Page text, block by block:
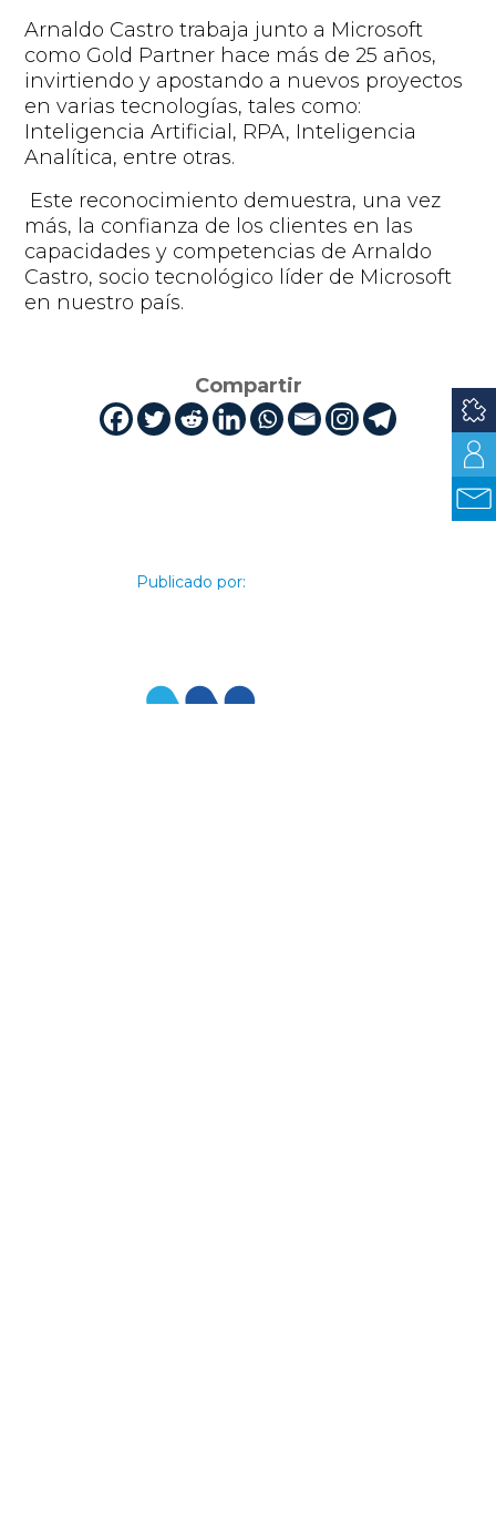
Arnaldo Castro trabaja junto a Microsoft
como Gold Partner hace más de 25 años,
invirtiendo y apostando a nuevos proyectos
en varias tecnologías, tales como:
Inteligencia Artificial, RPA, Inteligencia
Analítica, entre otras.
Este reconocimiento demuestra, una vez
más, la confianza de los clientes en las
capacidades y competencias de Arnaldo
Castro, socio tecnológico líder de Microsoft
en nuestro país.
Compartir
Publicado por: